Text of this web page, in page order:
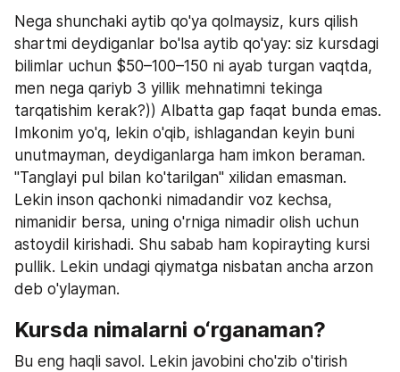
Nega shunchaki aytib qo'ya qolmaysiz, kurs qilish
shartmi deydiganlar bo'lsa aytib qo'yay: siz kursdagi
bilimlar uchun $50–100–150 ni ayab turgan vaqtda,
men nega qariyb 3 yillik mehnatimni tekinga
tarqatishim kerak?)) Albatta gap faqat bunda emas.
Imkonim yo'q, lekin o'qib, ishlagandan keyin buni
unutmayman, deydiganlarga ham imkon beraman.
"Tanglayi pul bilan ko'tarilgan" xilidan emasman.
Lekin inson qachonki nimadandir voz kechsa,
nimanidir bersa, uning o'rniga nimadir olish uchun
astoydil kirishadi. Shu sabab ham kopirayting kursi
pullik. Lekin undagi qiymatga nisbatan ancha arzon
deb o'ylayman.
Kursda nimalarni o‘rganaman?
Bu eng haqli savol. Lekin javobini cho'zib o'tirish